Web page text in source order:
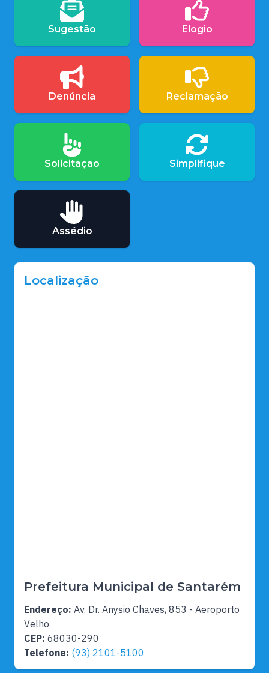
Sugestão Elogio
Denúncia Reclamação
Solicitação Simplifique
Assédio
Localização
Prefeitura Municipal de Santarém
Endereço: Av. Dr. Anysio Chaves, 853 - Aeroporto
Velho
CEP: 68030-290
Telefone: (93) 2101-5100